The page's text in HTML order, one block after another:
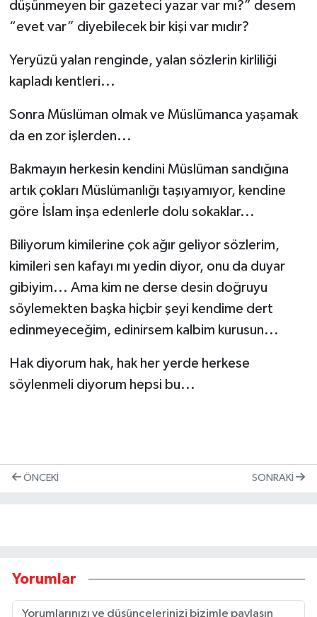
düşünmeyen bir gazeteci yazar var mı?” desem
“evet var” diyebilecek bir kişi var mıdır?
Yeryüzü yalan renginde, yalan sözlerin kirliliği
kapladı kentleri...
Sonra Müslüman olmak ve Müslümanca yaşamak
da en zor işlerden...
Bakmayın herkesin kendini Müslüman sandığına
artık çokları Müslümanlığı taşıyamıyor, kendine
göre İslam inşa edenlerle dolu sokaklar...
Biliyorum kimilerine çok ağır geliyor sözlerim,
kimileri sen kafayı mı yedin diyor, onu da duyar
gibiyim... Ama kim ne derse desin doğruyu
söylemekten başka hiçbir şeyi kendime dert
edinmeyeceğim, edinirsem kalbim kurusun...
Hak diyorum hak, hak her yerde herkese
söylenmeli diyorum hepsi bu...
ÖNCEKI SONRAKI
Yorumlar